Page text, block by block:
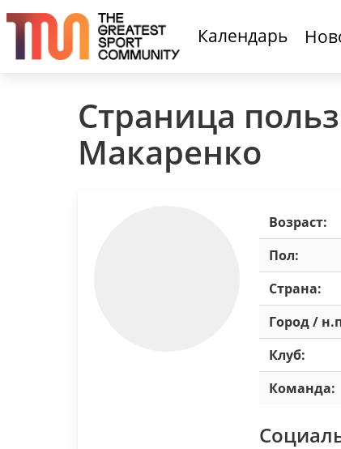
Календарь
Страница
Макаренко
Возраст:
Пол:
Страна:
Город /
Клуб:
Команда: